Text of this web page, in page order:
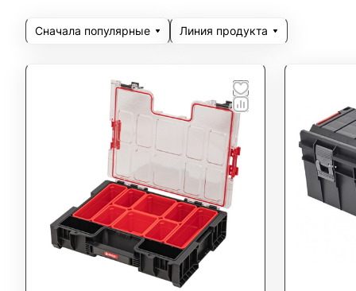
Любая
Системы
расходы.
для
Сначала популярные Линия продукта